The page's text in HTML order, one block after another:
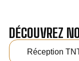
DÉCOUVREZ
Réception